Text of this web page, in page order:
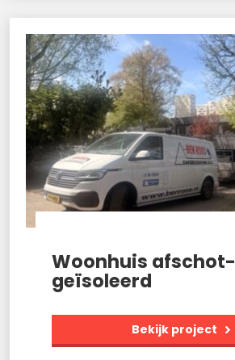
Woonhuis afschot-
geïsoleerd
Bekijk project